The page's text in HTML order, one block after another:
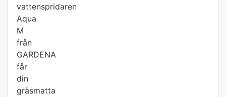
vattenspridaren
Aqua
M
från
GARDENA
får
din
gräsmatta